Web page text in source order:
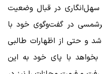
در قبال وضعیت
در گفت‌وگوی خود با
و حتی از اظهارات طالبی
با پای خود به این